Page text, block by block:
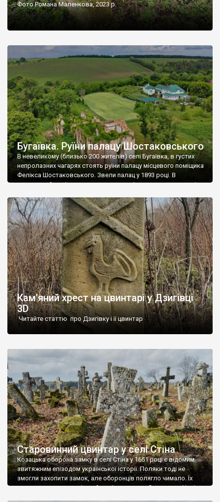
Фото Романа Маленкова, 2023 р.
Бугаївка. Руїни палацу Шостаковського
В невеликому (близько 200 жителів) селі Бугаївка, в густих
непролазних чагарях стоять руїни палацу місцевого поміщика
Фелікса Шостаковського. Звели палац у 1893 році. В
радянський період у ньому спочатку містилася школа, потім
століття тут розмістили туберкульозну лікарню. Коли із
палацу виїхала лікарня – ми точно не […]
Кам’яний хрест на цвинтарі у Дзигівці
3D
Читайте статтю про Дзигівку і її цвинтар
Старовинний цвинтар у селі Стіна
Козацька оборона замку в селі Стіна у 1651 році є відомим
звитяжним епізодом української історії. Поляки тоді не
змогли захопити замок, але оборонців полягло чимало. Їх
поховали на цвинтарі, який тоді називався Замковим. Нині на